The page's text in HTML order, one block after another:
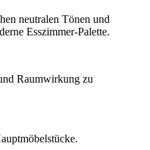
neutralen Tönen und
Esszimmer-Palette.
Raumwirkung zu